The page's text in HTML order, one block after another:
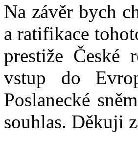
Na závěr bych
a ratifikace
prestiže
vstup do
Poslanecké
souhlas. Děkuji